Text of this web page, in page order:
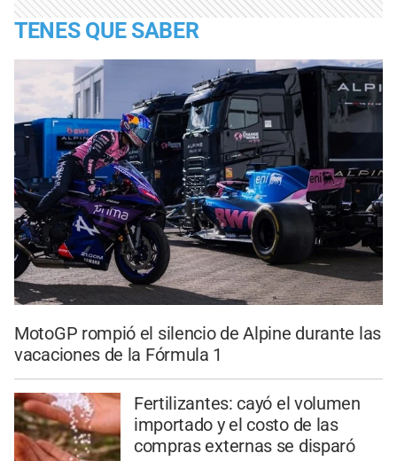
TENES QUE SABER
MotoGP rompió el silencio de Alpine durante las
vacaciones de la Fórmula 1
Fertilizantes: cayó el volumen
importado y el costo de las
compras externas se disparó